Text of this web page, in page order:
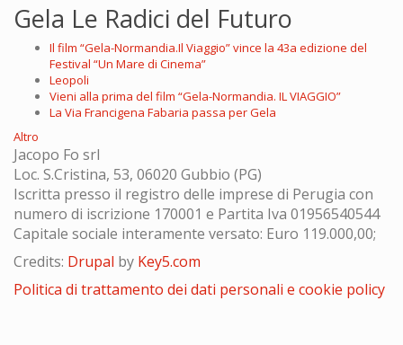
Gela Le Radici del Futuro
Il film “Gela-Normandia.Il Viaggio” vince la 43a edizione del
Festival “Un Mare di Cinema”
Leopoli
Vieni alla prima del film “Gela-Normandia. IL VIAGGIO”
La Via Francigena Fabaria passa per Gela
Altro
Jacopo Fo srl
Loc. S.Cristina, 53, 06020 Gubbio (PG)
Iscritta presso il registro delle imprese di Perugia con
numero di iscrizione 170001 e Partita Iva 01956540544
Capitale sociale interamente versato: Euro 119.000,00;
Credits: Drupal by Key5.com
Politica di trattamento dei dati personali e cookie policy